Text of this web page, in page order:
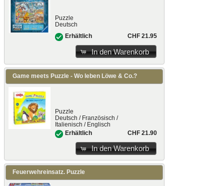
Puzzle
Deutsch
Erhältlich
CHF 21.95
In den Warenkorb
Game meets Puzzle - Wo leben Löwe & Co.?
Puzzle
Deutsch / Französisch /
Italienisch / Englisch
Erhältlich
CHF 21.90
In den Warenkorb
Feuerwehreinsatz. Puzzle